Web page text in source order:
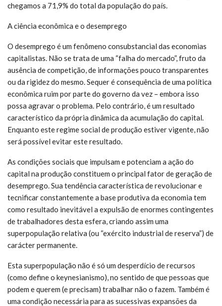
chegamos a 71,9% do total da população do país.
A ciência econômica e o desemprego
O desemprego é um fenômeno consubstancial das economias
capitalistas. Não se trata de uma “falha do mercado”, fruto da
ausência de competição, de informações pouco transparentes
ou da rigidez do mesmo. Sequer é consequência de uma política
econômica ruim por parte do governo da vez – embora isso
possa agravar o problema. Pelo contrário, é um resultado
característico da própria dinâmica da acumulação do capital.
Enquanto este regime social de produção estiver vigente, não
será possível evitar este resultado.
As condições sociais que impulsam e potenciam a ação do
capital na produção constituem o principal fator de geração de
desemprego. Sua tendência característica de revolucionar e
tecnificar constantemente a base produtiva da economia tem
como resultado inevitável a expulsão de enormes contingentes
de trabalhadores desta esfera, criando assim uma
superpopulação relativa (ou “exército industrial de reserva”) de
carácter permanente.
Esta superpopulação não é só um desperdício de recursos
(como define o keynesianismo), no sentido de que pessoas que
podem e querem (e precisam) trabalhar não o fazem. Também é
uma condição necessária para as sucessivas expansões da